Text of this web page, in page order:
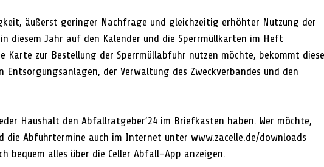
äußerst geringer Nachfrage und gleichzeitig erhöhter Nutzung der
diesem Jahr auf den Kalender und die Sperrmüllkarten im Heft
Karte zur Bestellung der Sperrmüllabfuhr nutzen möchte, bekommt diese
Entsorgungsanlagen, der Verwaltung des Zweckverbandes und den
Haushalt den Abfallratgeber’24 im Briefkasten haben. Wer möchte,
die Abfuhrtermine auch im Internet unter www.zacelle.de/downloads
bequem alles über die Celler Abfall-App anzeigen.